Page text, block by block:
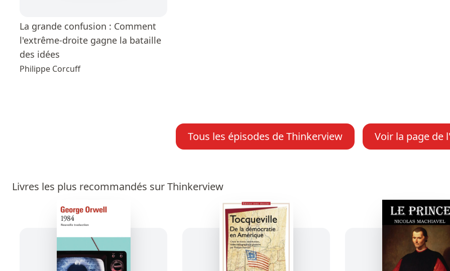
La grande confusion : Comment
l'extrême-droite gagne la bataille
des idées
Philippe Corcuff
Tous les épisodes de Thinkerview Voir la page de
Livres les plus recommandés sur Thinkerview